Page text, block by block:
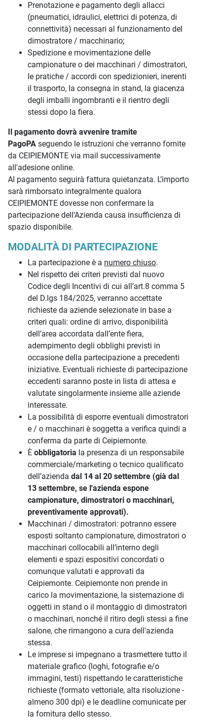
Prenotazione e pagamento degli allacci
(pneumatici, idraulici, elettrici di potenza, di
connettività) necessari al funzionamento del
dimostratore / macchinario;
Spedizione e movimentazione delle
campionature o dei macchinari / dimostratori,
le pratiche / accordi con spedizionieri, inerenti
il trasporto, la consegna in stand, la giacenza
degli imballi ingombranti e il rientro degli
stessi dopo la fiera.
Il pagamento dovrà avvenire tramite
PagoPA seguendo le istruzioni che verranno fornite
da CEIPIEMONTE via mail successivamente
all'adesione online.
Al pagamento seguirà fattura quietanzata. L’importo
sarà rimborsato integralmente qualora
CEIPIEMONTE dovesse non confermare la
partecipazione dell’Azienda causa insufficienza di
spazio disponibile.
MODALITÀ DI PARTECIPAZIONE
La partecipazione è a numero chiuso.
Nel rispetto dei criteri previsti dal nuovo
Codice degli Incentivi di cui all’art.8 comma 5
del D.lgs 184/2025, verranno accettate
richieste da aziende selezionate in base a
criteri quali: ordine di arrivo, disponibilità
dell’area accordata dall’ente fiera,
adempimento degli obblighi previsti in
occasione della partecipazione a precedenti
iniziative. Eventuali richieste di partecipazione
eccedenti saranno poste in lista di attesa e
valutate singolarmente insieme alle aziende
interessate.
La possibilità di esporre eventuali dimostratori
e / o macchinari è soggetta a verifica quindi a
conferma da parte di Ceipiemonte.
È obbligatoria la presenza di un responsabile
commerciale/marketing o tecnico qualificato
dell’azienda dal 14 al 20 settembre (già dal
13 settembre, se l'azienda espone
campionature, dimostratori o macchinari,
preventivamente approvati).
Macchinari / dimostratori: potranno essere
esposti soltanto campionature, dimostratori o
macchinari collocabili all’interno degli
elementi e spazi espositivi concordati o
comunque valutati e approvati da
Ceipiemonte. Ceipiemonte non prende in
carico la movimentazione, la sistemazione di
oggetti in stand o il montaggio di dimostratori
o macchinari, nonché il ritiro degli stessi a fine
salone, che rimangono a cura dell'azienda
stessa.
Le imprese si impegnano a trasmettere tutto il
materiale grafico (loghi, fotografie e/o
immagini, testi) rispettando le caratteristiche
richieste (formato vettoriale, alta risoluzione -
almeno 300 dpi) e le deadline comunicate per
la fornitura dello stesso.